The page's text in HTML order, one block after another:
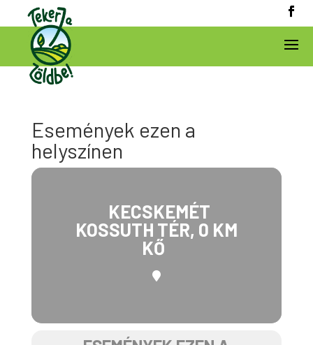
Események ezen a
helyszínen
KECSKEMÉT
KOSSUTH TÉR, 0 KM
KŐ